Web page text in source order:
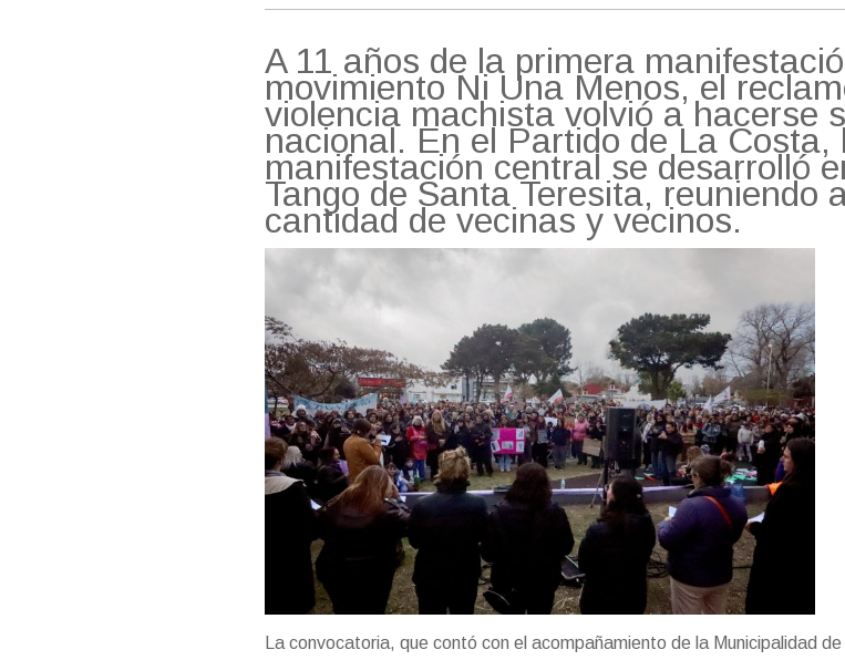
A 11 años de la primera
movimiento Ni Una Menos, el
violencia machista volvió a hacerse
nacional. En el Partido de La Costa,
manifestación central se desarrolló
Tango de Santa Teresita, reuniendo
cantidad de vecinas y vecinos.
La convocatoria, que contó con el acompañamiento de la Municipalidad